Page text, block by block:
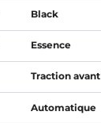
Black
Essence
Traction avant
Automatique